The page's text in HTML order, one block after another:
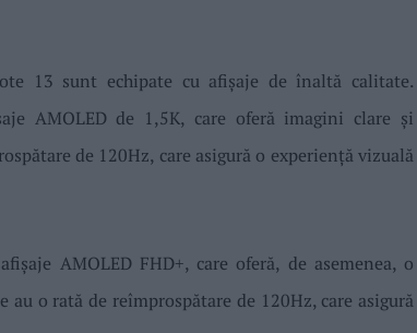
13 sunt echipate cu afișaje de înaltă calitate.
AMOLED de 1,5K, care oferă imagini clare și
de 120Hz, care asigură o experiență vizuală
AMOLED FHD+, care oferă, de asemenea, o
au o rată de reîmprospătare de 120Hz, care asigură